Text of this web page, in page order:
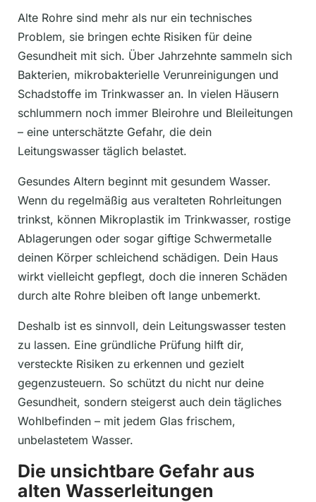
Alte Rohre sind mehr als nur ein technisches
Problem, sie bringen echte Risiken für deine
Gesundheit mit sich. Über Jahrzehnte sammeln sich
Bakterien, mikrobakterielle Verunreinigungen und
Schadstoffe im Trinkwasser an. In vielen Häusern
schlummern noch immer Bleirohre und Bleileitungen
– eine unterschätzte Gefahr, die dein
Leitungswasser täglich belastet.
Gesundes Altern beginnt mit gesundem Wasser.
Wenn du regelmäßig aus veralteten Rohrleitungen
trinkst, können Mikroplastik im Trinkwasser, rostige
Ablagerungen oder sogar giftige Schwermetalle
deinen Körper schleichend schädigen. Dein Haus
wirkt vielleicht gepflegt, doch die inneren Schäden
durch alte Rohre bleiben oft lange unbemerkt.
Deshalb ist es sinnvoll, dein Leitungswasser testen
zu lassen. Eine gründliche Prüfung hilft dir,
versteckte Risiken zu erkennen und gezielt
gegenzusteuern. So schützt du nicht nur deine
Gesundheit, sondern steigerst auch dein tägliches
Wohlbefinden – mit jedem Glas frischem,
unbelastetem Wasser.
Die unsichtbare Gefahr aus
alten Wasserleitungen